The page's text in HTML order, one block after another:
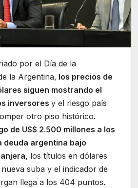
por el Día de la
la Argentina, los precios de
siguen mostrando el
inversores y el riesgo país
otro piso histórico.
de US$ 2.500 millones a los
deuda argentina bajo
los títulos en dólares
suba y el indicador de
llega a los 404 puntos.